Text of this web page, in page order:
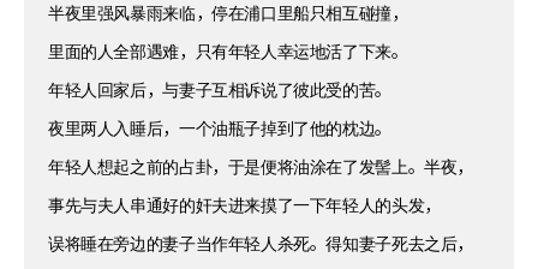
半夜里强风暴雨来临，停在浦口里船只相互碰撞，
里面的人全部遇难，只有年轻人幸运地活了下来。
年轻人回家后，与妻子互相诉说了彼此受的苦。
夜里两人入睡后，一个油瓶子掉到了他的枕边。
年轻人想起之前的占卦，于是便将油涂在了发髻上。半夜，
事先与夫人串通好的奸夫进来摸了一下年轻人的头发，
误将睡在旁边的妻子当作年轻人杀死。得知妻子死去之后，